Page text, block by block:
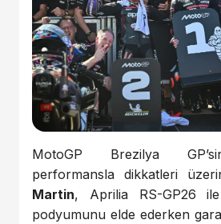
MotoGP Brezilya
performansla dikkatleri
Martin, Aprilia RS-GP26
podyumunu elde ederken